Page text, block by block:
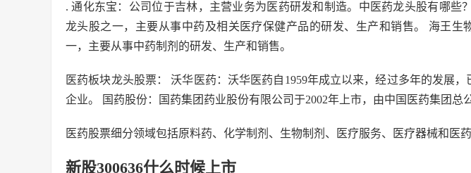
. 通化东宝：公司位于吉林，主营业务为医药研发和制造。中医药龙头股有哪些
龙头股之一，主要从事中药及相关医疗保健产品的研发、生产和销售。 海王生
一，主要从事中药制剂的研发、生产和销售。
医药板块龙头股票： 沃华医药：沃华医药自1959年成立以来，经过多年的发展
企业。 国药股份：国药集团药业股份有限公司于2002年上市，由中国医药集团总
医药股票细分领域包括原料药、化学制剂、生物制剂、医疗服务、医疗器械和医药
新股300636什么时候上市